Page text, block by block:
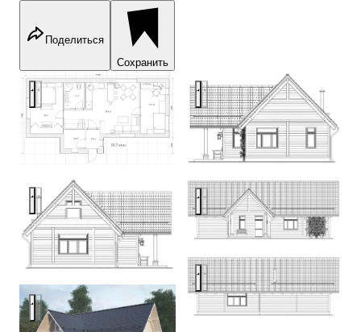
Поделиться
Сохранить
Home in the Woods, project home 68 s/mHome in the Woods, project
Home in the Woods, project home 68 s/mHome in the Woods, project
Home in the Woods, project
Home in the Woods, project home 68 s/m